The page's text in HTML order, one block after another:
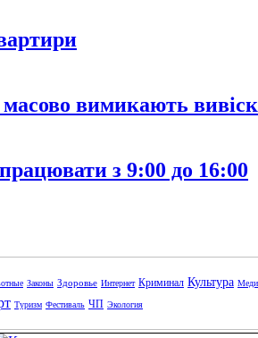
масово вимикають
з 9:00 до 16:00
Законы Здоровье Интернет Криминал Культура
Туризм Фестиваль ЧП Экология